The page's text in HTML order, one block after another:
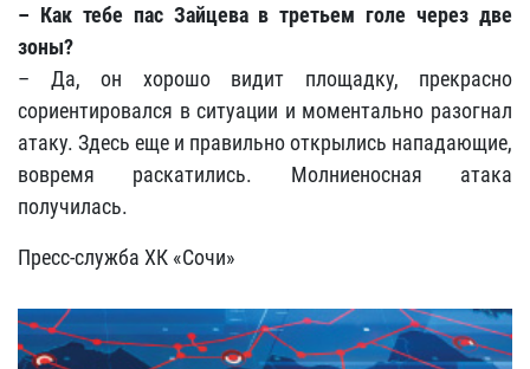
– Как тебе пас Зайцева в третьем голе через две
зоны?
– Да, он хорошо видит площадку, прекрасно
сориентировался в ситуации и моментально разогнал
атаку. Здесь еще и правильно открылись нападающие,
вовремя раскатились. Молниеносная атака
получилась.
Пресс-служба ХК «Сочи»